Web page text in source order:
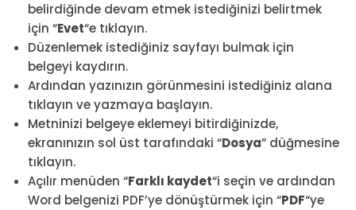
belirdiğinde devam etmek istediğinizi belirtmek
için “Evet“e tıklayın.
Düzenlemek istediğiniz sayfayı bulmak için
belgeyi kaydırın.
Ardından yazınızın görünmesini istediğiniz alana
tıklayın ve yazmaya başlayın.
Metninizi belgeye eklemeyi bitirdiğinizde,
ekranınızın sol üst tarafındaki “Dosya” düğmesine
tıklayın.
Açılır menüden “Farklı kaydet“i seçin ve ardından
Word belgenizi PDF’ye dönüştürmek için “PDF“ye